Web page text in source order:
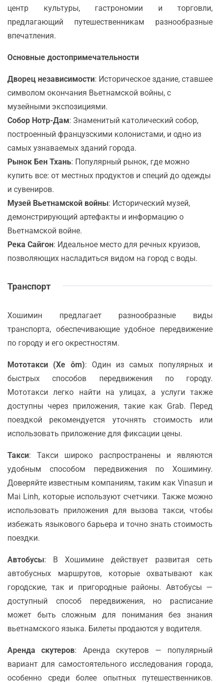
центр культуры, гастрономии и торговли,
предлагающий путешественникам разнообразные
впечатления.
Основные достопримечательности
Дворец независимости: Историческое здание, ставшее
символом окончания Вьетнамской войны, с
музейными экспозициями.
Собор Нотр-Дам: Знаменитый католический собор,
построенный французскими колонистами, и одно из
самых узнаваемых зданий города.
Рынок Бен Тхань: Популярный рынок, где можно
купить все: от местных продуктов и специй до одежды
и сувениров.
Музей Вьетнамской войны: Исторический музей,
демонстрирующий артефакты и информацию о
Вьетнамской войне.
Река Сайгон: Идеальное место для речных круизов,
позволяющих насладиться видом на город с воды.
Транспорт
Хошимин предлагает разнообразные виды
транспорта, обеспечивающие удобное передвижение
по городу и его окрестностям.
Мототакси (Xe ôm): Один из самых популярных и
быстрых способов передвижения по городу.
Мототакси легко найти на улицах, а услуги также
доступны через приложения, такие как Grab. Перед
поездкой рекомендуется уточнять стоимость или
использовать приложение для фиксации цены.
Такси: Такси широко распространены и являются
удобным способом передвижения по Хошимину.
Доверяйте известным компаниям, таким как Vinasun и
Mai Linh, которые используют счетчики. Также можно
использовать приложения для вызова такси, чтобы
избежать языкового барьера и точно знать стоимость
поездки.
Автобусы: В Хошимине действует развитая сеть
автобусных маршрутов, которые охватывают как
городские, так и пригородные районы. Автобусы —
доступный способ передвижения, но расписание
может быть сложным для понимания без знания
вьетнамского языка. Билеты продаются у водителя.
Аренда скутеров: Аренда скутеров — популярный
вариант для самостоятельного исследования города,
особенно среди более опытных путешественников.